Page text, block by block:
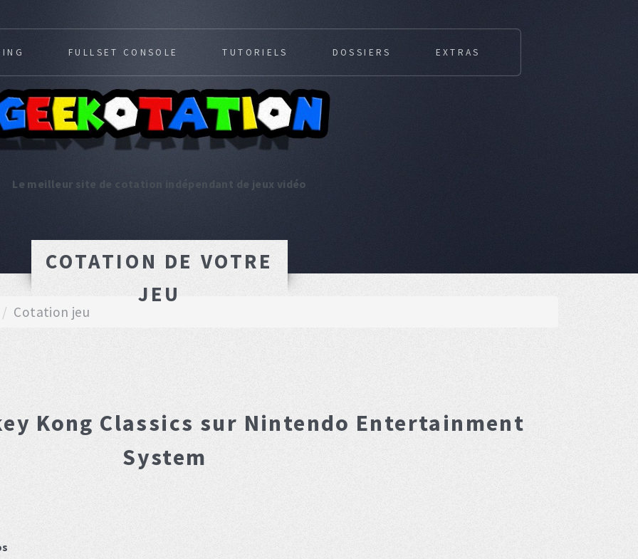
Le meilleur site de cotation indépendant de jeux vidéo
FULLSET CONSOLE TUTORIELS DOSSIERS EXTRAS
COTATION DE VOTRE
JEU
Cotation jeu
Kong Classics sur Nintendo Entertainment
System